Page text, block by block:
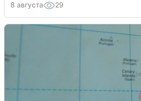
8 августа 29